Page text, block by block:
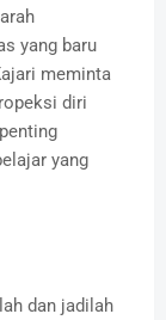
yang baru
meminta
diri
yang
dan jadilah